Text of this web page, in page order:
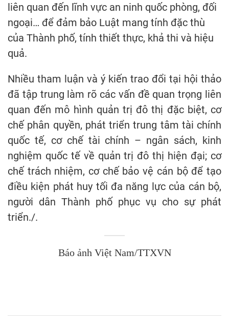
liên quan đến lĩnh vực an ninh quốc phòng, đối
ngoại… để đảm bảo Luật mang tính đặc thù
của Thành phố, tính thiết thực, khả thi và hiệu
quả.
Nhiều tham luận và ý kiến trao đổi tại hội thảo
đã tập trung làm rõ các vấn đề quan trọng liên
quan đến mô hình quản trị đô thị đặc biệt, cơ
chế phân quyền, phát triển trung tâm tài chính
quốc tế, cơ chế tài chính – ngân sách, kinh
nghiệm quốc tế về quản trị đô thị hiện đại; cơ
chế trách nhiệm, cơ chế bảo vệ cán bộ để tạo
điều kiện phát huy tối đa năng lực của cán bộ,
người dân Thành phố phục vụ cho sự phát
triển./.
Báo ảnh Việt Nam/TTXVN